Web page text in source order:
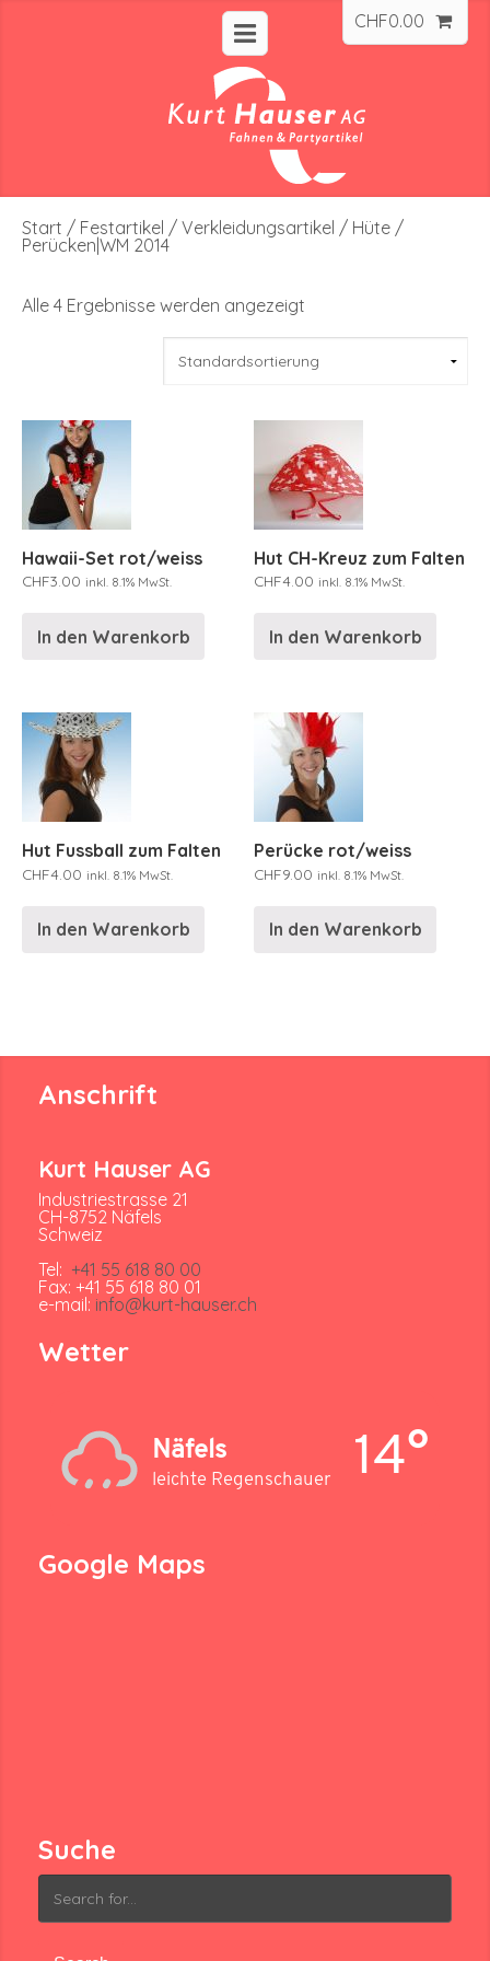
CHF0.00
Start / Festartikel / Verkleidungsartikel / Hüte /
Perücken|WM 2014
Alle 4 Ergebnisse werden angezeigt
Hawaii-Set rot/weiss
CHF3.00 inkl. 8.1% MwSt.
In den Warenkorb
Hut CH-Kreuz zum Falten
CHF4.00 inkl. 8.1% MwSt.
In den Warenkorb
Hut Fussball zum Falten
CHF4.00 inkl. 8.1% MwSt.
In den Warenkorb
Perücke rot/weiss
CHF9.00 inkl. 8.1% MwSt.
In den Warenkorb
Anschrift
Kurt Hauser AG
Industriestrasse 21
CH-8752 Näfels
Schweiz
Tel: +41 55 618 80 00
Fax: +41 55 618 80 01
e-mail: info@kurt-hauser.ch
Wetter
Näfels
leichte Regenschauer 14°
Google Maps
Suche
Search
for: